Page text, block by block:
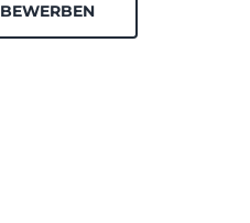
BEWERBEN